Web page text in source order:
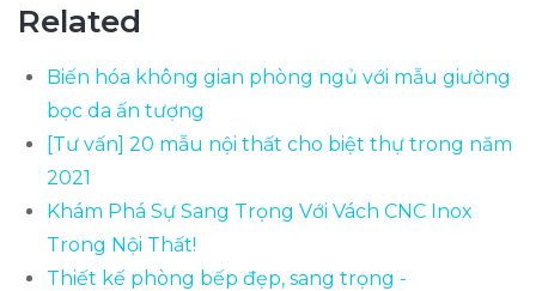
Related
Biến hóa không gian phòng ngủ với mẫu giường
bọc da ấn tượng
[Tư vấn] 20 mẫu nội thất cho biệt thự trong năm
2021
Khám Phá Sự Sang Trọng Với Vách CNC Inox
Trong Nội Thất!
Thiết kế phòng bếp đẹp, sang trọng -